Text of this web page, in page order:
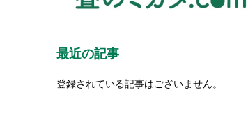
最近の記事
登録されている記事はございません。